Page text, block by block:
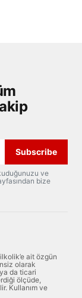
Subscribe
ve
bize
ait özgün
olarak
da ticari
ölçüde,
Kullanım ve